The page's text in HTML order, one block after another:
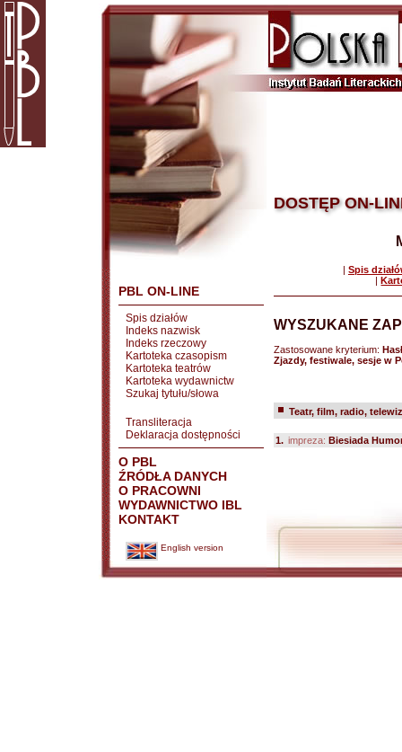
PBL ON-LINE
Spis działów
Indeks nazwisk
Indeks rzeczowy
Kartoteka czasopism
Kartoteka teatrów
Kartoteka wydawnictw
Szukaj tytułu/słowa
Transliteracja
Deklaracja dostępności
O PBL
ŹRÓDŁA DANYCH
O PRACOWNI
WYDAWNICTWO IBL
KONTAKT
English version
DOSTĘP ON-
| Spis
|
WYSZUKANE
Zastosowane kryterium:
Zjazdy, festiwale, sesje w
Teatr, film, radio,
1. impreza: Biesiada